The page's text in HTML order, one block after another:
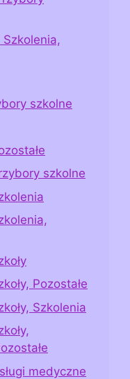
Szkolenia,
szkolne
szkolne
Pozostałe
Szkolenia
medyczne